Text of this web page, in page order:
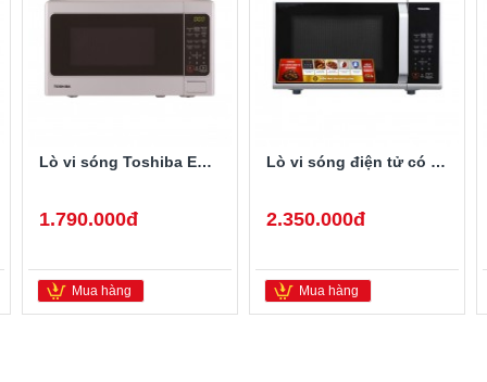
Lò vi sóng Toshiba ER-SGS20
1.790.000đ
Mua hàng
Lò vi sóng điện tử có nướng Toshiba ER-SGS23(S1)VN
2.350.000đ
Mua hàng